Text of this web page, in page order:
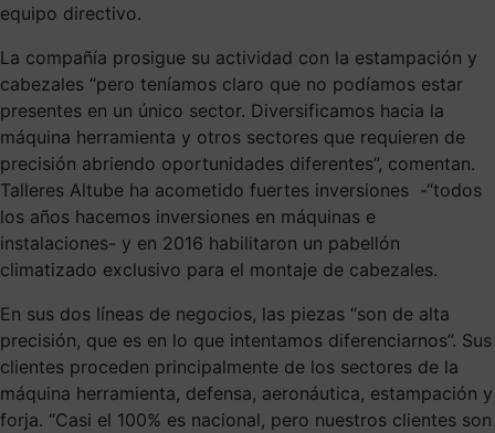
equipo directivo.
La compañía prosigue su actividad con la estampación y
cabezales “pero teníamos claro que no podíamos estar
presentes en un único sector. Diversificamos hacia la
máquina herramienta y otros sectores que requieren de
precisión abriendo oportunidades diferentes”, comentan.
Talleres Altube ha acometido fuertes inversiones -“todos
los años hacemos inversiones en máquinas e
instalaciones- y en 2016 habilitaron un pabellón
climatizado exclusivo para el montaje de cabezales.
En sus dos líneas de negocios, las piezas “son de alta
precisión, que es en lo que intentamos diferenciarnos”. Sus
clientes proceden principalmente de los sectores de la
máquina herramienta, defensa, aeronáutica, estampación y
forja. “Casi el 100% es nacional, pero nuestros clientes son